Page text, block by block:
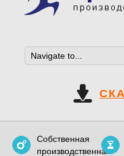
Собственная
производственная